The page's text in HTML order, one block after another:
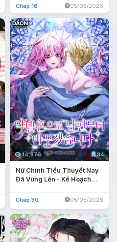
Chap 16 05/05/2026
14,876 34
Nữ Chính Tiểu Thuyết Nay
Đã Vùng Lên - Kế Hoạch
Thư
Chap 30 05/05/2026